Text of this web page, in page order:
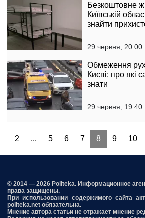
Безкоштовне
Київській
знайти
29 червня, 20:00
Обмеження
Києві: про які
знати
29 червня, 19:40
2 ... 5 6 7 8 9 10
© 2014 — 2026 Politeka. Информационное
права защищены.
При использовании содержимого сайта
politeka.net обязательна.
Мнение автора статьи не отражает мнение